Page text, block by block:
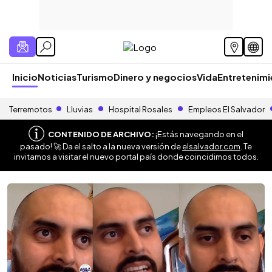
InicioNoticiasTurismoDinero y negociosVida
Terremotos Lluvias Hospital Rosales Empleos El Salvador
CONTENIDO DE ARCHIVO:¡Estás navegando en el
pasado! 🚀 Da el salto a la nueva versión deelsalvador.com . Te
invitamos a visitar el nuevo portal país donde coincidimos todos.